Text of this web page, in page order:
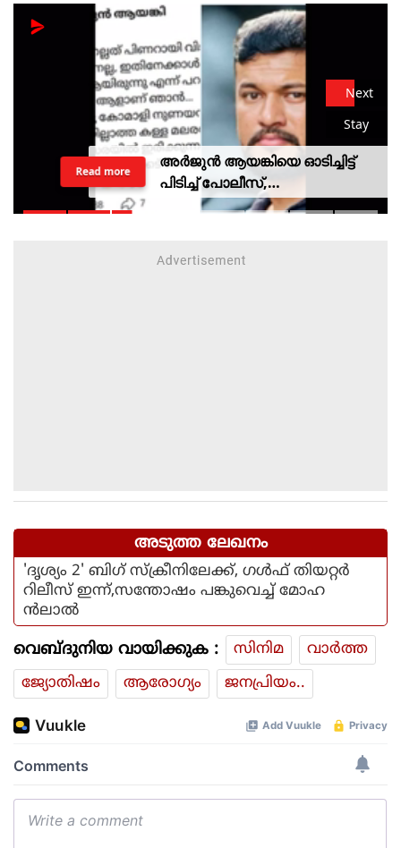
Next
Stay
അർജുൻ ആയങ്കിയെ ഓടിച്ചിട്ട്
പിടിച്ച് പോലീസ്,
സ്റ്റേഷനിലെത്തി പത്രവായന,
Read more
അടുത്ത ലേഖനം
'ദൃശ്യം 2' ബിഗ് സ്‌ക്രീനിലേക്ക്, ഗള്‍ഫ് തിയറ്റര്‍
റിലീസ് ഇന്ന്,സന്തോഷം പങ്കുവെച്ച് മോഹ
ന്‍ലാല്‍
വെബ്ദുനിയ വായിക്കുക : സിനിമ
വാര്‍ത്ത
ജ്യോതിഷം
ആരോഗ്യം ജനപ്രിയം..